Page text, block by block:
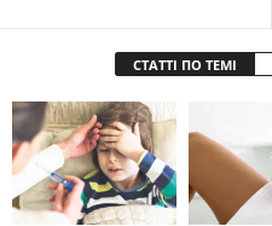
СТАТТІ ПО ТЕМІ